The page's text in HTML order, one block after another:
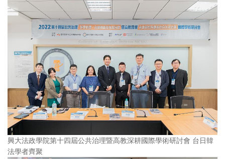
興大法政學院第十四屆公共治理暨高教深耕國際學術研討會 台日韓
法學者齊聚